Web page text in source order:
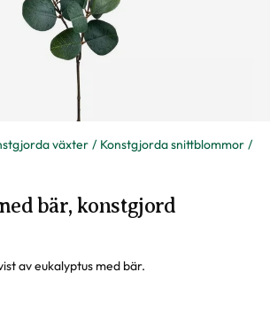
växter Konstgjorda snittblommor
bär, konstgjord
av eukalyptus med bär.